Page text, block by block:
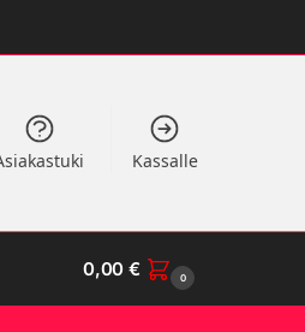
Kassalle
0,00€ 0